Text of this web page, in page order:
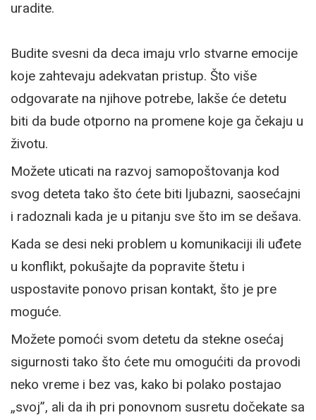
uradite.
Budite svesni da deca imaju vrlo stvarne emocije
koje zahtevaju adekvatan pristup. Što više
odgovarate na njihove potrebe, lakše će detetu
biti da bude otporno na promene koje ga čekaju u
životu.
Možete uticati na razvoj samopoštovanja kod
svog deteta tako što ćete biti ljubazni, saosećajni
i radoznali kada je u pitanju sve što im se dešava.
Kada se desi neki problem u komunikaciji ili uđete
u konflikt, pokušajte da popravite štetu i
uspostavite ponovo prisan kontakt, što je pre
moguće.
Možete pomoći svom detetu da stekne osećaj
sigurnosti tako što ćete mu omogućiti da provodi
neko vreme i bez vas, kako bi polako postajao
„svoj”, ali da ih pri ponovnom susretu dočekate sa